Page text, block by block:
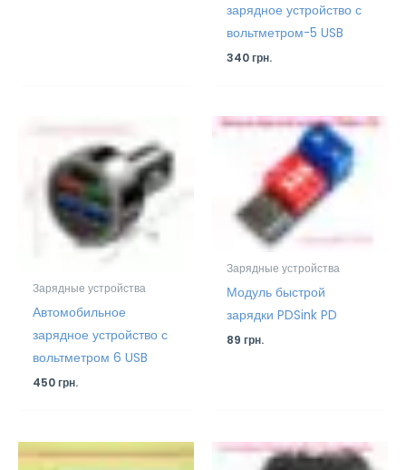
зарядное устройство с
вольтметром-5 USB
340грн.
Зарядные устройства
Автомобильное
зарядное устройство с
вольтметром 6 USB
450грн.
Зарядные устройства
Модуль быстрой
зарядки PDSink PD
89грн.